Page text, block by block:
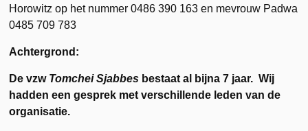
Horowitz op het nummer 0486 390 163 en mevrouw Padwa
0485 709 783
Achtergrond:
De vzw Tomchei Sjabbes bestaat al bijna 7 jaar. Wij
hadden een gesprek met verschillende leden van de
organisatie.